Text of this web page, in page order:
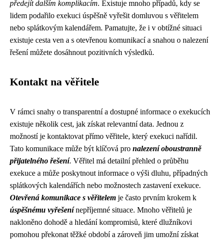
předejít dalším komplikacím. Existuje mnoho případů, kdy se
lidem podařilo exekuci úspěšně vyřešit domluvou s věřitelem
nebo splátkovým kalendářem. Pamatujte, že i v obtížné situaci
existuje cesta ven a s otevřenou komunikací a snahou o nalezení
řešení můžete dosáhnout pozitivních výsledků.
Kontakt na věřitele
V rámci snahy o transparentní a dostupné informace o exekucích
existuje několik cest, jak získat relevantní data. Jednou z
možností je kontaktovat přímo věřitele, který exekuci nařídil.
Tato komunikace může být klíčová pro nalezení oboustranně
přijatelného řešení. Věřitel má detailní přehled o průběhu
exekuce a může poskytnout informace o výši dluhu, případných
splátkových kalendářích nebo možnostech zastavení exekuce.
Otevřená komunikace s věřitelem je často prvním krokem k
úspěšnému vyřešenínepříjemné situace. Mnoho věřitelů je
nakloněno dohodě a hledání kompromisů, které dlužníkovi
pomohou překonat těžké období a zároveň jim umožní získat